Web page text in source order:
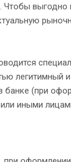
Чтобы выгодно
легитимный
банке (при
иными